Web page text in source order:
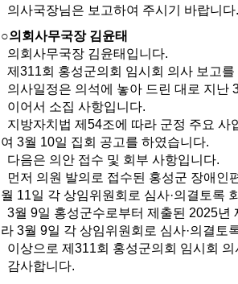
의사국장님은 보고하여 주시기 바랍니다.
○의회사무국장 김윤태
의회사무국장 김윤태입니다.
제311회 홍성군의회 임시회 의사 보고
의사일정은 의석에 놓아 드린 대로 지난
이어서 소집 사항입니다.
지방자치법 제54조에 따라 군정 주요
여 3월 10일 집회 공고를 하였습니다.
다음은 의안 접수 및 회부 사항입니다.
먼저 의원 발의로 접수된 홍성군 장애인
월 11일 각 상임위원회로 심사·의결토록
3월 9일 홍성군수로부터 제출된 2025년
라 3월 9일 각 상임위원회로 심사·의결토
이상으로 제311회 홍성군의회 임시회
감사합니다.